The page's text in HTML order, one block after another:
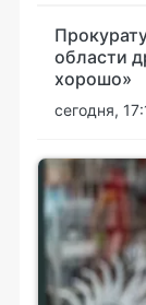
области
хорошо»
сегодня,